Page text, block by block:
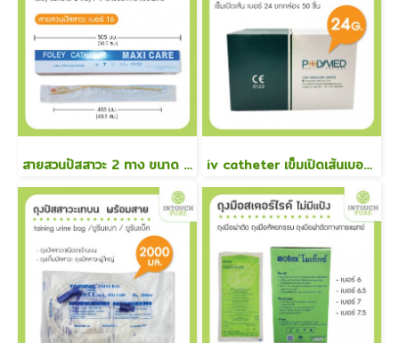
สายสวนปัสสาวะ 2 ทาง ขนาด เบอร์ 16 foley catheter ยกกล่อง 10 ชิ้น iv catheter เข็มเปิดเส้นเบอร์ 24 เข็มให้น้ำเกลือ 50 ชิ้น